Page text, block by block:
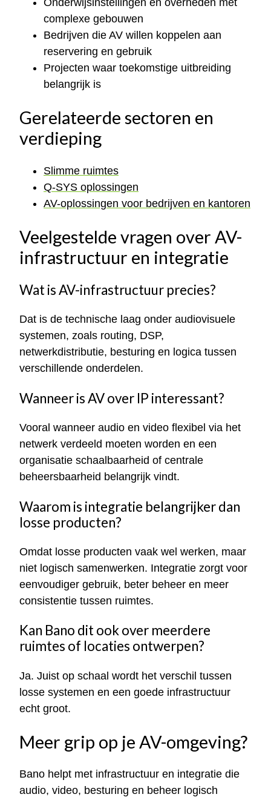
Onderwijsinstellingen en overheden met
complexe gebouwen
Bedrijven die AV willen koppelen aan
reservering en gebruik
Projecten waar toekomstige uitbreiding
belangrijk is
Gerelateerde sectoren en
verdieping
Slimme ruimtes
Q-SYS oplossingen
AV-oplossingen voor bedrijven en kantoren
Veelgestelde vragen over AV-
infrastructuur en integratie
Wat is AV-infrastructuur precies?
Dat is de technische laag onder audiovisuele
systemen, zoals routing, DSP,
netwerkdistributie, besturing en logica tussen
verschillende onderdelen.
Wanneer is AV over IP interessant?
Vooral wanneer audio en video flexibel via het
netwerk verdeeld moeten worden en een
organisatie schaalbaarheid of centrale
beheersbaarheid belangrijk vindt.
Waarom is integratie belangrijker dan
losse producten?
Omdat losse producten vaak wel werken, maar
niet logisch samenwerken. Integratie zorgt voor
eenvoudiger gebruik, beter beheer en meer
consistentie tussen ruimtes.
Kan Bano dit ook over meerdere
ruimtes of locaties ontwerpen?
Ja. Juist op schaal wordt het verschil tussen
losse systemen en een goede infrastructuur
echt groot.
Meer grip op je AV-omgeving?
Bano helpt met infrastructuur en integratie die
audio, video, besturing en beheer logisch